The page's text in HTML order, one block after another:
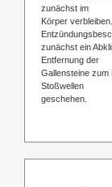
zunächst im
Körper
zunächst ein
Entfernung der
Gallensteine zum
Stoßwellen
geschehen.